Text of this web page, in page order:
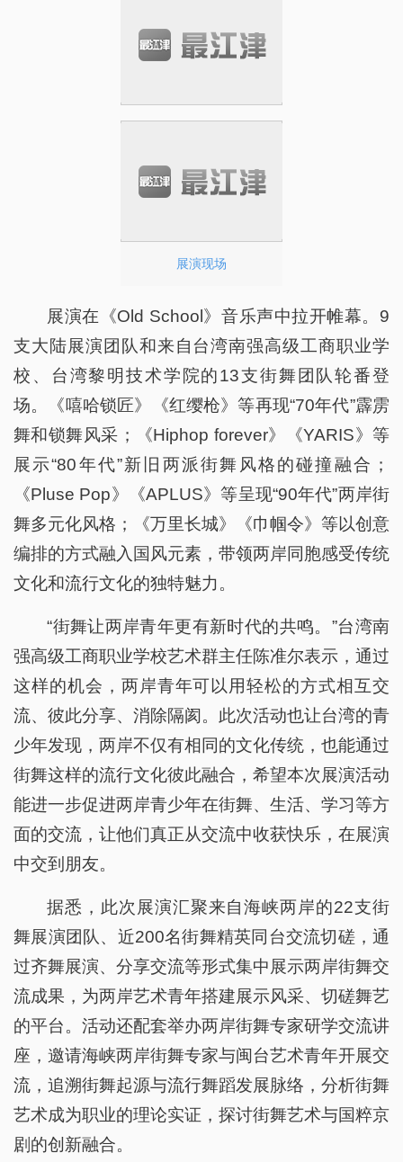
展演现场
展演在《Old School》音乐声中拉开帷幕。9
支大陆展演团队和来自台湾南强高级工商职业学
校、台湾黎明技术学院的13支街舞团队轮番登
场。《嘻哈锁匠》《红缨枪》等再现“70年代”霹雳
舞和锁舞风采；《Hiphop forever》《YARIS》等
展示“80年代”新旧两派街舞风格的碰撞融合；
《Pluse Pop》《APLUS》等呈现“90年代”两岸街
舞多元化风格；《万里长城》《巾帼令》等以创意
编排的方式融入国风元素，带领两岸同胞感受传统
文化和流行文化的独特魅力。
“街舞让两岸青年更有新时代的共鸣。”台湾南
强高级工商职业学校艺术群主任陈准尔表示，通过
这样的机会，两岸青年可以用轻松的方式相互交
流、彼此分享、消除隔阂。此次活动也让台湾的青
少年发现，两岸不仅有相同的文化传统，也能通过
街舞这样的流行文化彼此融合，希望本次展演活动
能进一步促进两岸青少年在街舞、生活、学习等方
面的交流，让他们真正从交流中收获快乐，在展演
中交到朋友。
据悉，此次展演汇聚来自海峡两岸的22支街
舞展演团队、近200名街舞精英同台交流切磋，通
过齐舞展演、分享交流等形式集中展示两岸街舞交
流成果，为两岸艺术青年搭建展示风采、切磋舞艺
的平台。活动还配套举办两岸街舞专家研学交流讲
座，邀请海峡两岸街舞专家与闽台艺术青年开展交
流，追溯街舞起源与流行舞蹈发展脉络，分析街舞
艺术成为职业的理论实证，探讨街舞艺术与国粹京
剧的创新融合。